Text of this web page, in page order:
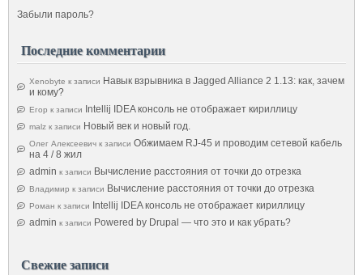
Забыли пароль?
Последние комментарии
Xenobyte к записи Навык взрывника в Jagged Alliance 2 1.13: как, зачем
и кому?
Егор к записи Intellij IDEA консоль не отображает кириллицу
malz к записи Новый век и новый год.
Олег Алексеевич к записи Обжимаем RJ-45 и проводим сетевой кабель
на 4 / 8 жил
admin к записи Вычисление расстояния от точки до отрезка
Владимир к записи Вычисление расстояния от точки до отрезка
Роман к записи
Intellij IDEA консоль не отображает кириллицу
admin к записи Powered by Drupal — что это и как убрать?
Свежие записи